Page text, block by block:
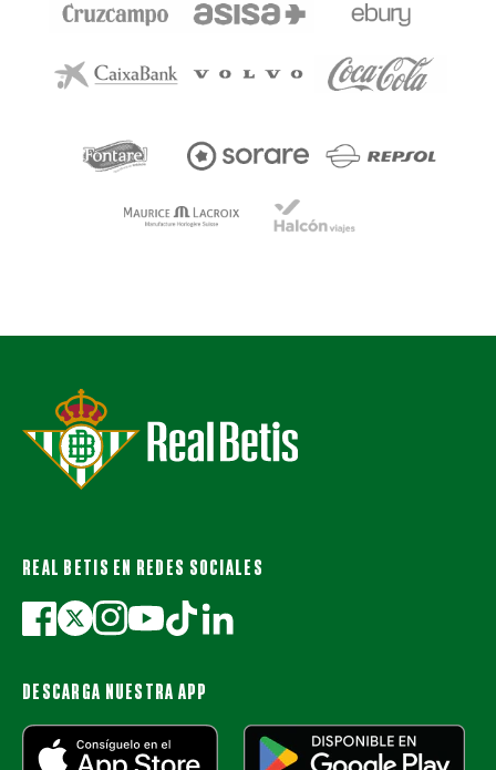
REAL BETIS EN REDES SOCIALES
DESCARGA NUESTRA APP